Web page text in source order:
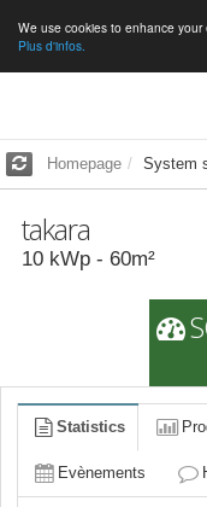
We use cookies to enhance
Plus d'infos.
Homepage System
takara
10 kWp - 60m²
Statistics
Evènements